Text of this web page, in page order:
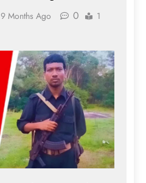
9 Months Ago 0
1